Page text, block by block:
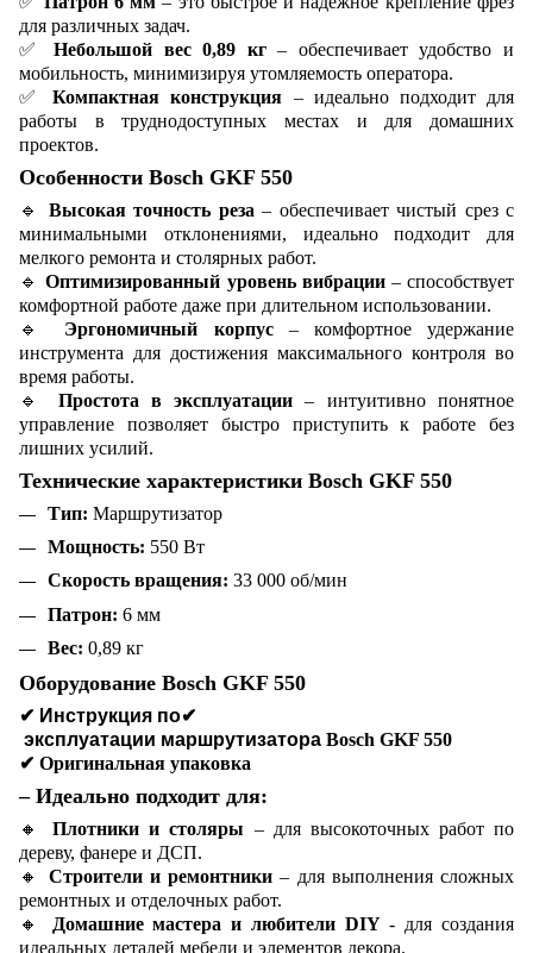
для различных задач.
✅Небольшой вес 0,89 кг– обеспечивает удобство и
мобильность, минимизируя утомляемость оператора.
✅Компактная конструкция – идеально подходит для
работы в труднодоступных местах и для домашних
проектов.
Особенности Bosch GKF 550
🔹 Высокая точность реза – обеспечивает чистый срез с
минимальными отклонениями, идеально подходит для
мелкого ремонта и столярных работ.
🔹Оптимизированный уровень вибрации– способствует
комфортной работе даже при длительном использовании.
🔹 Эргономичный корпус– комфортное удержание
инструмента для достижения максимального контроля во
время работы.
🔹 Простота в эксплуатации – интуитивно понятное
управление позволяет быстро приступить к работе без
лишних усилий.
Технические характеристики Bosch GKF 550
Тип: Маршрутизатор
Мощность: 550 Вт
Скорость вращения: 33 000 об/мин
Патрон: 6 мм
Вес: 0,89 кг
Оборудование Bosch GKF 550
✔ Инструкция по✔
эксплуатации маршрутизатора Bosch GKF 550
✔ Оригинальная упаковка
– Идеально подходит для:
🔸Плотники и столяры – для высокоточных работ по
дереву, фанере и ДСП.
🔸 Строители и ремонтники – для выполнения сложных
ремонтных и отделочных работ.
🔸
Домашние мастера и любители DIY- для создания
идеальных деталей мебели и элементов декора.